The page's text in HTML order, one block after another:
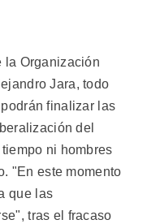
la Organización
Jara, todo
finalizar las
del
ni hombres
"En este momento
que las
tras el fracaso